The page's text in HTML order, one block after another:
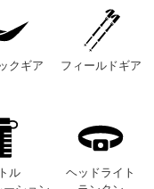
クギア フィールドギア
ル
ヘッドライト